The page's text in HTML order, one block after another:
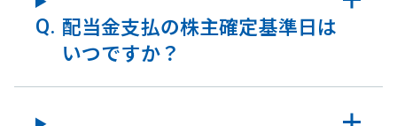
配当金支払の株主確定基準日は
いつですか？